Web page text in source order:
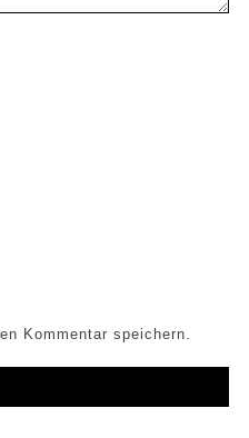
Kommentar speichern.